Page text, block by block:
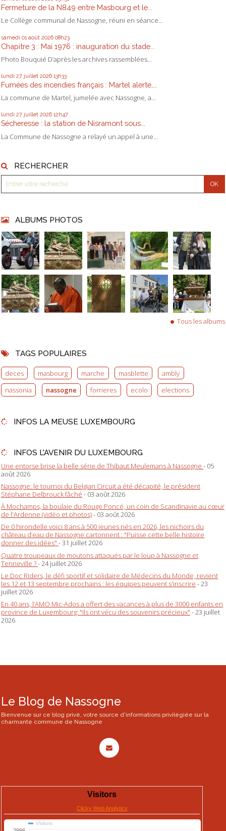
Fermeture de la N849 entre Masbourg et le...
Le Collège communal de Nassogne, réuni en séance...
samedi 01 août 2026 08h23
Chapitre 3 : Mai 1976 : inauguration du stade...
Photo Bouquié D’après les archives rassemblées...
lundi 27 juillet 2026 13h33
Fumées des incendies français : Martel alerte,...
La commune de Martel, jumelée avec Nassogne, a...
lundi 27 juillet 2026 12h47
Sécheresse : la station de Nisramont sous...
La Commune de Nassogne a relayé un appel à une...
RECHERCHER
ALBUMS PHOTOS
Tous les albums
TAGS POPULAIRES
deces masbourg marche masblette
ambly
nassonia
nassogne forrieres ecolo elections
INFOS LA MEUSE LUXEMBOURG
INFOS L'AVENIR DU LUXEMBOURG
Une entorse brise la belle série de Thibaut Meulemans à Nassogne - 05
août 2026
Nassogne: le tournoi du Belgian Circuit a été décapité, le président
Stéphane Delbrouck fâché - 03 août 2026
À Mochamps, la boulaie du Rouge Poncé, un coin de Scandinavie au cœur
de l'Ardenne (vidéo et photos)- 03 août 2026
De 0 hirondelle voici 8 ans à 500 jeunes nés en 2026, les nichoirs du
château d’eau de Nassogne cartonnent : "Puisse cette belle histoire
donner des idées" - 31 juillet 2026
Quatre troupeaux de moutons attaqués par le loup à Nassogne et
Tenneville ?- 24 juillet 2026
Le Doc Riders, le défi sportif et solidaire de Médecins du Monde, revient
les 12 et 13 septembre prochains : les équipes peuvent s'inscrire - 23
juillet 2026
En 40 ans, l’AMO Mic-Ados a offert des vacances à plus de 3000 enfants en
province de Luxembourg: "Ils ont vécu des souvenirs précieux" - 23 juillet
2026
Le Blog de Nassogne
Bienvenue sur ce blog privé, votre source d'informations privilégiée sur la
charmante commune de Nassogne